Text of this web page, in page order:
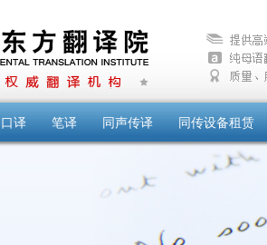
口译 笔译 同声传译 同传设备租赁